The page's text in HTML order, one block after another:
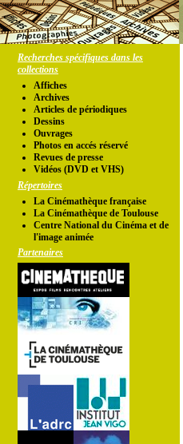
Recherches spécifiques dans les
collections
Affiches
Archives
Articles de périodiques
Dessins
Ouvrages
Photos en accés réservé
Revues de presse
Vidéos (DVD et VHS)
Répertoires
La Cinémathèque française
La Cinémathèque de Toulouse
Centre National du Cinéma et de
l'image animée
Partenaires